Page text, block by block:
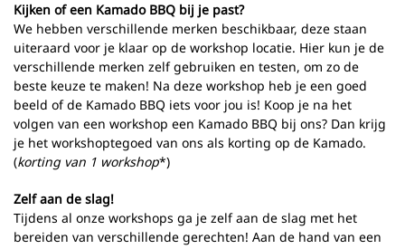
Kijken of een Kamado BBQ bij je past?
We hebben verschillende merken beschikbaar, deze staan
uiteraard voor je klaar op de workshop locatie. Hier kun je de
verschillende merken zelf gebruiken en testen, om zo de
beste keuze te maken! Na deze workshop heb je een goed
beeld of de Kamado BBQ iets voor jou is! Koop je na het
volgen van een workshop een Kamado BBQ bij ons? Dan krijg
je het workshoptegoed van ons als korting op de Kamado.
(korting van 1 workshop*)
Zelf aan de slag!
Tijdens al onze workshops ga je zelf aan de slag met het
bereiden van verschillende gerechten! Aan de hand van een